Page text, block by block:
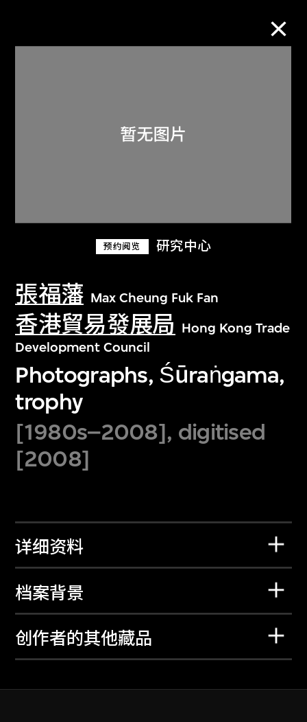
预约阅览 研究中心
張福藩 Max Cheung Fuk Fan
香港貿易發展局 Hong Kong Trade
Development Council
Photographs, Śūraṅgama,
trophy
[1980s–2008], digitised
[2008]
详细资料
档案背景
创作者的其他藏品
关于M+藏品
探索世界顶级的二十及二十一世纪视觉
文化藏品。